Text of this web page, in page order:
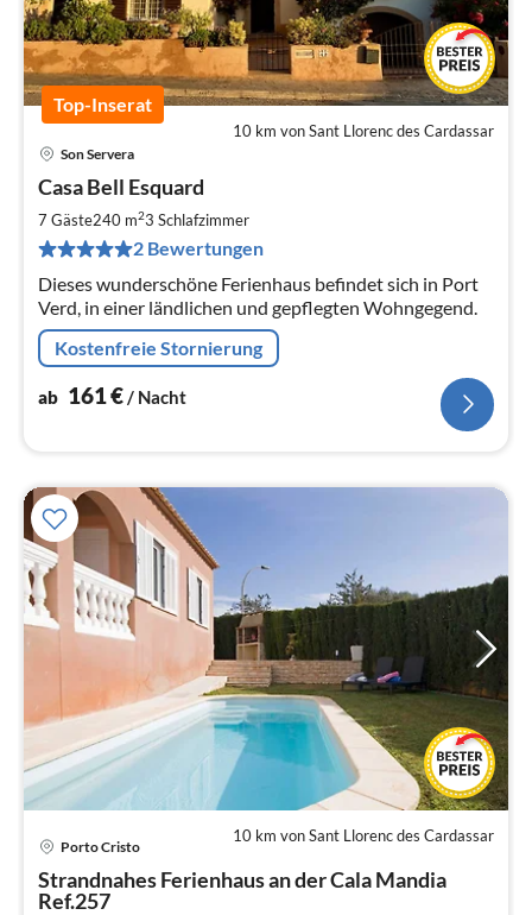
Top-Inserat
10 km von Sant Llorenc des Cardassar
Son Servera
Casa Bell Esquard
7 Gäste240 m23 Schlafzimmer
2 Bewertungen
Dieses wunderschöne Ferienhaus befindet sich in Port
Verd, in einer ländlichen und gepflegten Wohngegend.
Kostenfreie Stornierung
ab 161€ / Nacht
10 km von Sant Llorenc des Cardassar
Porto Cristo
Strandnahes Ferienhaus an der Cala Mandia
Ref.257